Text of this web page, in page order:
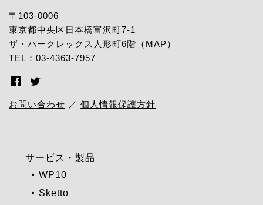
〒103-0006
東京都中央区日本橋富沢町7-1
ザ・パークレックス人形町6階（ MAP）
TEL：03-4363-7957
お問い合わせ ／ 個人情報保護方針
サービス・製品
WP10
Sketto